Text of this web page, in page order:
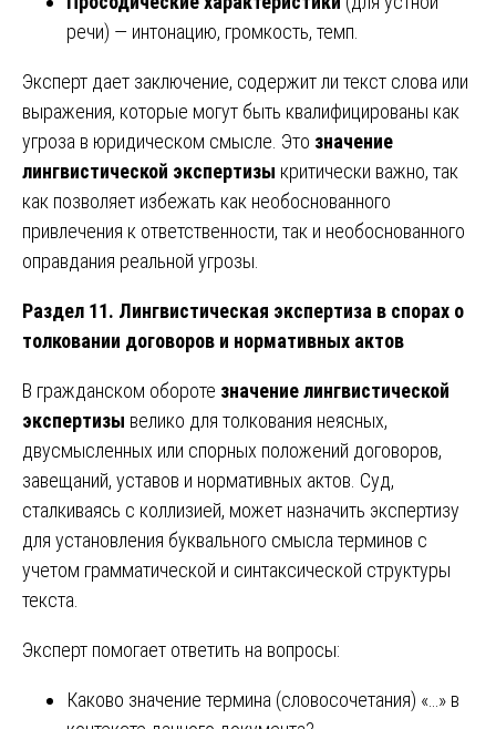
речи) — интонацию, громкость, темп.
Эксперт дает заключение, содержит ли текст слова или
выражения, которые могут быть квалифицированы как
угроза в юридическом смысле. Это значение
лингвистической экспертизы критически важно, так
как позволяет избежать как необоснованного
привлечения к ответственности, так и необоснованного
оправдания реальной угрозы.
Раздел 11. Лингвистическая экспертиза в спорах о
толковании договоров и нормативных актов
В гражданском обороте значение лингвистической
экспертизы велико для толкования неясных,
двусмысленных или спорных положений договоров,
завещаний, уставов и нормативных актов. Суд,
сталкиваясь с коллизией, может назначить экспертизу
для установления буквального смысла терминов с
учетом грамматической и синтаксической структуры
текста.
Эксперт помогает ответить на вопросы:
Каково значение термина (словосочетания) «…» в